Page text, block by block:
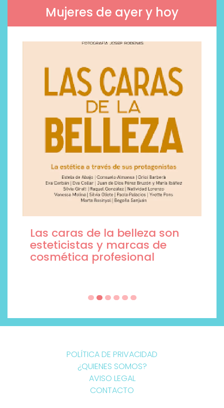
Mujeres de ayer y hoy
Las caras de la belleza son
esteticistas y marcas de
cosmética profesional
POLÍTICA DE PRIVACIDAD
¿QUIENES SOMOS?
AVISO LEGAL
CONTACTO